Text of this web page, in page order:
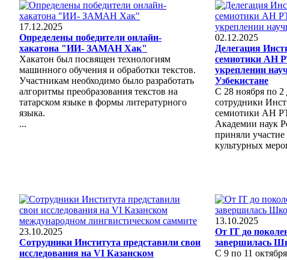
17.12.2025
Определены победители онлайн-
хакатона "ИИ- ЗАМАН Хак"
Хакатон был посвящен технологиям
машинного обучения и обработки текстов.
Участникам необходимо было разработать
алгоритмы преобразования текстов на
татарском языке в формы литературного
языка.
...
02.12.2025
Делегация
семиотики АН
укреплении
Узбекистане
С 28 ноября по 2
сотрудники
семиотики АН РТ
Академии наук
приняли
культурных
23.10.2025
Сотрудники Института представили свои
исследования на VI Казанском
13.10.2025
От IT до
завершилась
С 9 по 11